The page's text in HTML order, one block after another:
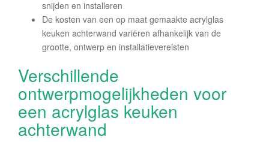
snijden en installeren
De kosten van een op maat gemaakte acrylglas
keuken achterwand variëren afhankelijk van de
grootte, ontwerp en installatievereisten
Verschillende
ontwerpmogelijkheden voor
een acrylglas keuken
achterwand